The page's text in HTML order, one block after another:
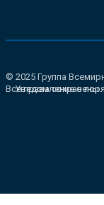
© 2025 Группа
Все права сохранены.
Уведомление о